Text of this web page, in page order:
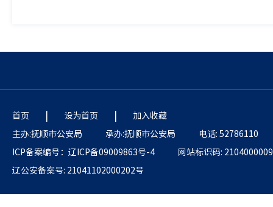
首页 | 设为首页 |
加入收藏
主办:抚顺市公安局
承办:抚顺市公安局
电话: 52786110
ICP备案编号：辽ICP备09009863号-4
网站标识码: 2104000009
辽公安备案号: 21041102000202号